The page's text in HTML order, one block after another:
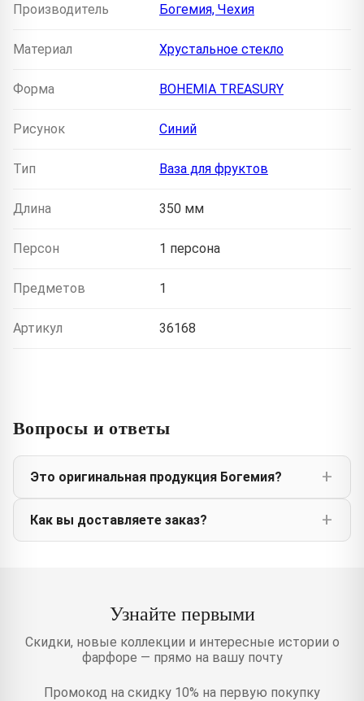
Производитель Богемия, Чехия
Материал Хрустальное стекло
Форма BOHEMIA TREASURY
Рисунок Синий
Тип Ваза для фруктов
Длина 350 мм
Персон 1 персона
Предметов 1
Артикул 36168
Вопросы и ответы
Это оригинальная продукция Богемия?
Как вы доставляете заказ?
Узнайте первыми
Скидки, новые коллекции и интересные истории о
фарфоре — прямо на вашу почту
Промокод на скидку 10% на первую покупку